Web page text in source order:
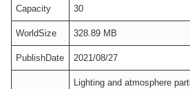
Capacity 30
WorldSize 328.89 MB
PublishDate 2021/08/27
Lighting and atmosphere